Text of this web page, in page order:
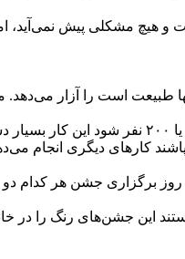
و هیچ مشکلی پیش نمی‌آید،
طبیعت است را آزار می‌دهد.
آسیب دیگری که باید به آن اشاره کنم کنترل جمعیت کوچک از نظر ریختن زباله و
کارهای دیگری انجام
که امکانات بهداشتی یا وجود ندارد یا به تعداد کافی نیست حالا شما فکر
این جشن‌های رنگ را در